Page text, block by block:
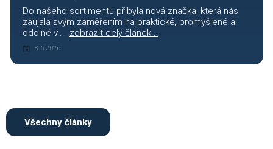
Do našeho sortimentu přibyla nová značka, která nás
zaujala svým zaměřením na praktické, promyšlené a
odolné v... zobrazit celý článek...
8.6.2026
Všechny články